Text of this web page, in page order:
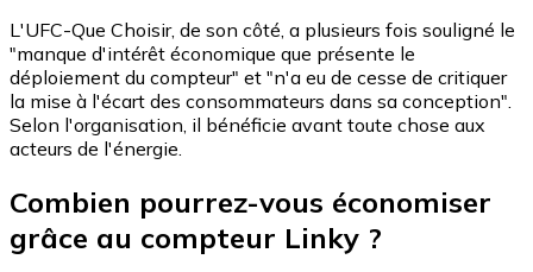
L'UFC-Que Choisir, de son côté, a plusieurs fois souligné le
"manque d'intérêt économique que présente le
déploiement du compteur" et "n'a eu de cesse de critiquer
la mise à l'écart des consommateurs dans sa conception".
Selon l'organisation, il bénéficie avant toute chose aux
acteurs de l'énergie.
Combien pourrez-vous économiser
grâce au compteur Linky ?